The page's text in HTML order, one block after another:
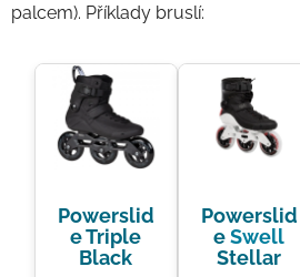
palcem). Příklady bruslí:
Powerslid
e Triple
Black
Powerslid
eSwell
Stellar